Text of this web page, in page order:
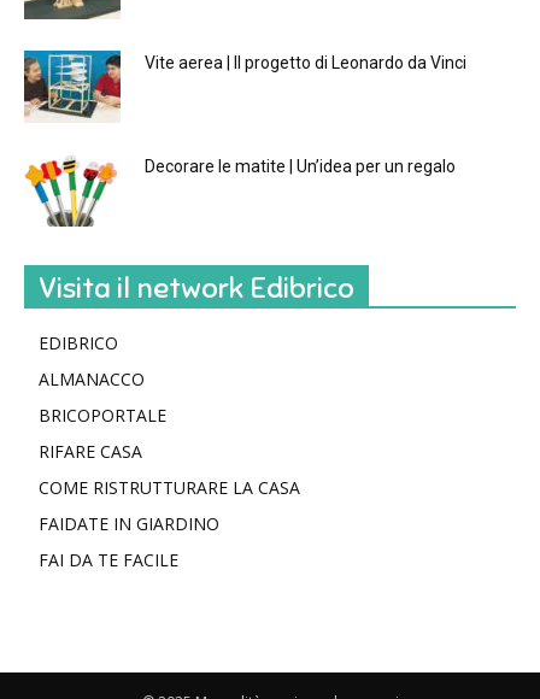
Vite aerea | Il progetto di Leonardo da Vinci
Decorare le matite | Un’idea per un regalo
Visita il network Edibrico
EDIBRICO
ALMANACCO
BRICOPORTALE
RIFARE CASA
COME RISTRUTTURARE LA CASA
FAIDATE IN GIARDINO
FAI DA TE FACILE